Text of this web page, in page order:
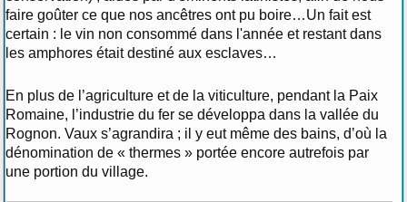
faire goûter ce que nos ancêtres ont pu boire…Un fait est
certain : le vin non consommé dans l'année et restant dans
les amphores était destiné aux esclaves…
En plus de l’agriculture et de la viticulture, pendant la Paix
Romaine, l’industrie du fer se développa dans la vallée du
Rognon. Vaux s’agrandira ; il y eut même des bains, d’où la
dénomination de « thermes » portée encore autrefois par
une portion du village.